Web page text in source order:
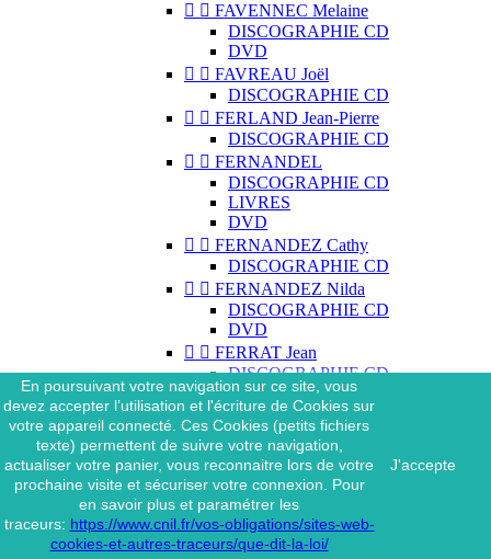
  FAVENNEC Melaine
DISCOGRAPHIE CD
DVD
  FAVREAU Joël
DISCOGRAPHIE CD
  FERLAND Jean-Pierre
DISCOGRAPHIE CD
  FERNANDEL
DISCOGRAPHIE CD
LIVRES
DVD
  FERNANDEZ Cathy
DISCOGRAPHIE CD
  FERNANDEZ Nilda
DISCOGRAPHIE CD
DVD
  FERRAT Jean
DISCOGRAPHIE CD
DISCOGRAPHIE 45 TOURS
DISCOGRAPHIE 33 TOURS
DVD
MAGAZINE
  FERRAT Jean & SES
INTERPRÈTES
DISCOGRAPHIE CD
  FERRÉ Léo
En poursuivant votre navigation sur ce site, vous
devez accepter l’utilisation et l'écriture de Cookies sur
votre appareil connecté. Ces Cookies (petits fichiers
texte) permettent de suivre votre navigation,
actualiser votre panier, vous reconnaitre lors de votre
prochaine visite et sécuriser votre connexion. Pour
en savoir plus et paramétrer les
traceurs: https://www.cnil.fr/vos-obligations/sites-web-
cookies-et-autres-traceurs/que-dit-la-loi/
J'accepte